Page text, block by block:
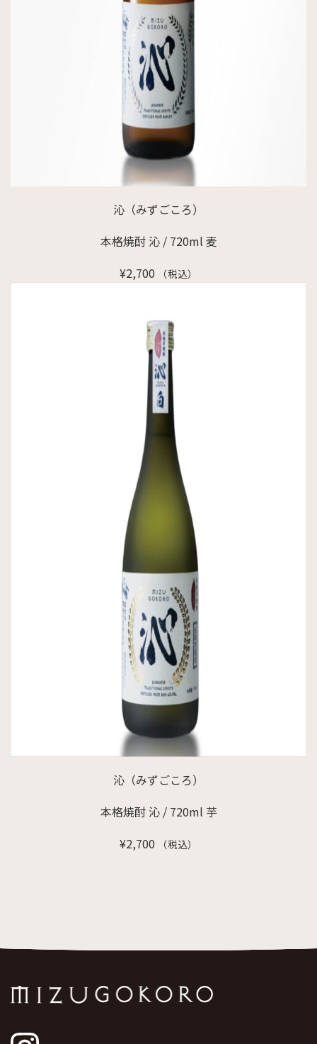
沁（みずごころ）
本格焼酎 沁 / 720ml 麦
¥2,700 （税込）
沁（みずごころ）
本格焼酎 沁 / 720ml 芋
¥2,700 （税込）